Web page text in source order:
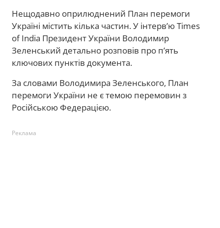
Нещодавно оприлюднений План перемоги
Україні містить кілька частин. У інтерв’ю Times
of India Президент України Володимир
Зеленський детально розповів про п’ять
ключових пунктів документа.
За словами Володимира Зеленського, План
перемоги України не є темою перемовин з
Російською Федерацією.
Реклама